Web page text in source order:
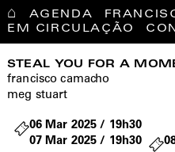
⌂ AGENDA
EM CIRCULAÇÃO
STEAL YOU FOR A
francisco camacho
meg stuart
06 Mar 2025 / 19h30
07 Mar 2025 / 19h30